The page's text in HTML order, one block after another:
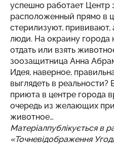
успешно работает
расположенный прямо в
стерилизуют,
люди. На окраину города
отдать или взять
зоозащитница Анна
Идея, наверное,
выглядеть в
приюта в центре города
очередь из желающих
животное…
Матеріалпублікується в
«Точневідображення